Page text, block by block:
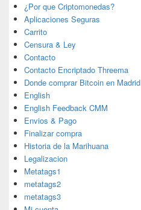
¿Por que Criptomonedas?
Aplicaciones Seguras
Carrito
Censura & Ley
Contacto
Contacto Encriptado Threema
Donde comprar Bitcoin en Madrid
English
English Feedback CMM
Envios & Pago
Finalizar compra
Historia de la Marihuana
Legalizacion
Metatags1
metatags2
metatags3